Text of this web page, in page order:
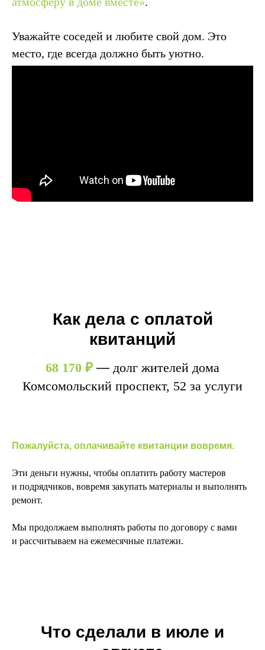
Уважайте соседей и любите свой дом. Это
место, где всегда должно быть уютно.
Как дела с оплатой
квитанций
68 170 ₽ — долг жителей дома
Комсомольский проспект, 52 за услуги
Пожалуйста, оплачивайте квитанции вовремя.
Эти деньги нужны, чтобы оплатить работу мастеров
и подрядчиков, вовремя закупать материалы и выполнять
ремонт.
Мы продолжаем выполнять работы по договору с вами
и рассчитываем на ежемесячные платежи.
Что сделали в июле и